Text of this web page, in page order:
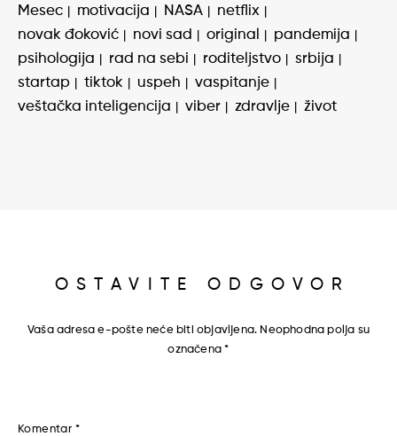
Mesec
motivacija NASA
netflix
novak đoković
novi sad original
pandemija
psihologija
rad na sebi roditeljstvo
srbija
startap
tiktok uspeh
vaspitanje
veštačka inteligencija
viber zdravlje život
OSTAVITE ODGOVOR
Vaša adresa e-pošte neće biti objavljena. Neophodna polja su
označena*
Komentar *